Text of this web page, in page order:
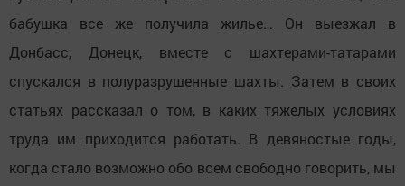
бабушка все же получила жилье… Он выезжал в
Донбасс, Донецк, вместе с шахтерами-татарами
спускался в полуразрушенные шахты. Затем в своих
статьях рассказал о том, в каких тяжелых условиях
труда им приходится работать. В девяностые годы,
когда стало возможно обо всем свободно говорить, мы